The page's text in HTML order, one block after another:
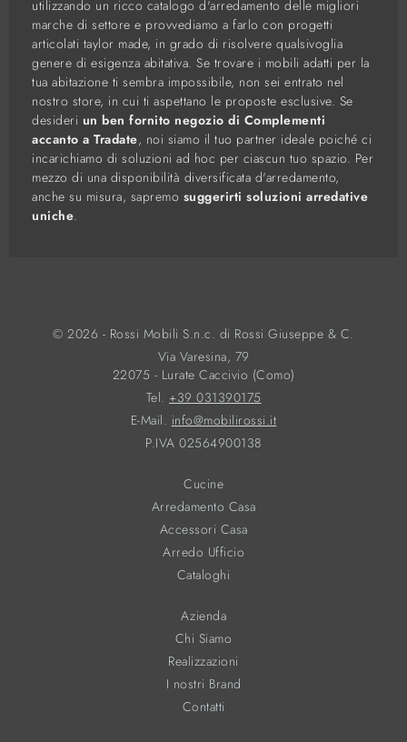
utilizzando un ricco catalogo d'arredamento delle migliori
marche di settore e provvediamo a farlo con progetti
articolati taylor made, in grado di risolvere qualsivoglia
genere di esigenza abitativa. Se trovare i mobili adatti per la
tua abitazione ti sembra impossibile, non sei entrato nel
nostro store, in cui ti aspettano le proposte esclusive. Se
desideri un ben fornito negozio di Complementi
accanto a Tradate, noi siamo il tuo partner ideale poiché ci
incarichiamo di soluzioni ad hoc per ciascun tuo spazio. Per
mezzo di una disponibilità diversificata d'arredamento,
anche su misura, sapremo suggerirti soluzioni arredative
uniche.
© 2026 - Rossi Mobili S.n.c. di Rossi Giuseppe & C.
Via Varesina, 79
22075 - Lurate Caccivio (Como)
Tel. +39 031390175
E-Mail. info@mobilirossi.it
P.IVA 02564900138
Cucine
Arredamento Casa
Accessori Casa
Arredo Ufficio
Cataloghi
Azienda
Chi Siamo
Realizzazioni
I nostri Brand
Contatti